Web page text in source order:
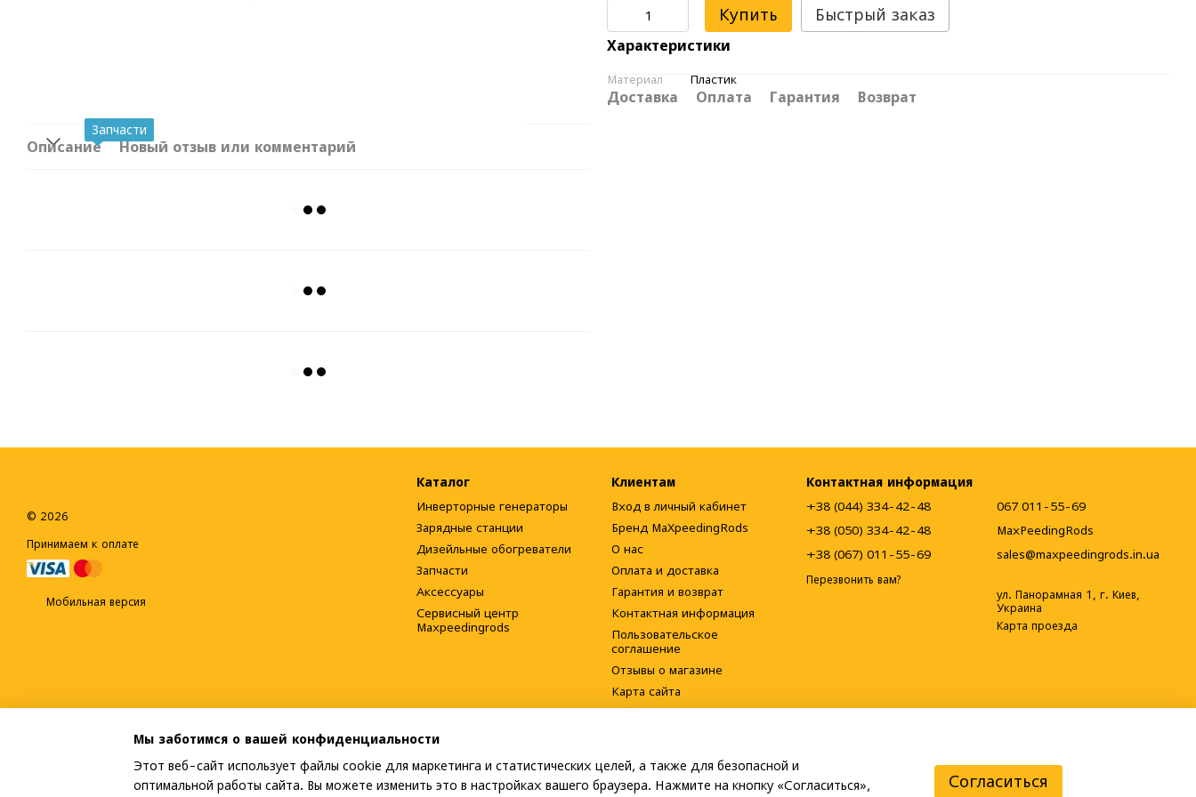
Запчасти
Описание Новый отзыв или комментарий
Купить Быстрый заказ
Характеристики
Материал Пластик
Доставка Оплата Гарантия Возврат
© 2026
Принимаем к оплате
Мобильная версия
Каталог
Инверторные генераторы
Зарядные станции
Дизейльные обогреватели
Запчасти
Аксессуары
Сервисный центр
Maxpeedingrods
Клиентам
Вход в личный кабинет
Бренд MaXpeedingRods
О нас
Оплата и доставка
Гарантия и возврат
Контактная информация
Пользовательское
соглашение
Отзывы о магазине
Карта сайта
Публичный договор
Мы в соцсетях
Контактная информация
+38 (044) 334-42-48
+38 (050) 334-42-48
+38 (067) 011-55-69
Перезвонить вам?
067 011-55-69
MaxPeedingRods
sales@maxpeedingrods.in.ua
ул. Панорамная 1, г. Киев,
Украина
Карта проезда
Мы заботимся о вашей конфиденциальности
Этот веб-сайт использует файлы cookie для маркетинга и статистических целей, а также для безопасной и
оптимальной работы сайта. Вы можете изменить это в настройках вашего браузера. Нажмите на кнопку «Согласиться»,
Согласиться